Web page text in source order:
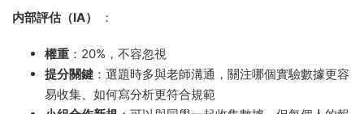
内部評估（IA） ：
權重 ：20%，不容忽視
提分關鍵 ：選題時多與老師溝通，關注哪個實驗數據更容
易收集、如何寫分析更符合規範